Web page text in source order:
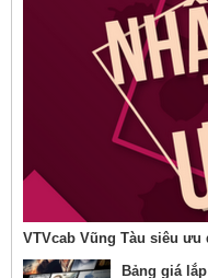
VTVcab Vũng Tàu siêu ưu
Bảng giá